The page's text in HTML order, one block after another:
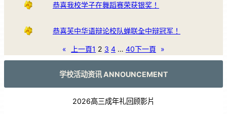
恭喜我校学子在舞蹈赛荣获银奖！
恭喜芙中华语辩论校队蝉联全中辩冠军！
« 上一頁1 2 3 4 … 40下一頁 »
学校活动资讯 ANNOUNCEMENT
2026高三成年礼回顾影片